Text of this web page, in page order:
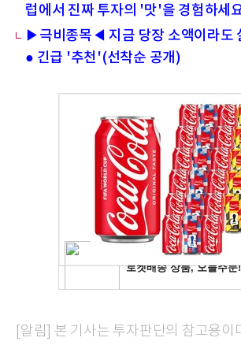
럽에서 진짜 투자의 '맛'을 경험하세
▶극비종목◀ 지금 당장 소액이라도
● 긴급 '추천'(선착순 공개)
[알림] 본 기사는 투자판단의 참고용이